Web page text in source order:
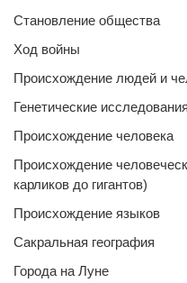
Становление общества
Ход войны
Происхождение людей и
Генетические исследования
Происхождение человека
Происхождение
карликов до гигантов)
Происхождение языков
Сакральная география
Города на Луне